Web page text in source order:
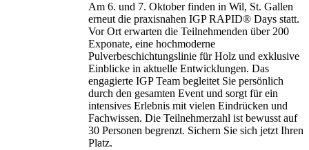
Am 6. und 7. Oktober finden in Wil, St. Gallen
erneut die praxisnahen IGP RAPID® Days statt.
Vor Ort erwarten die Teilnehmenden über 200
Exponate, eine hochmoderne
Pulverbeschichtungslinie für Holz und exklusive
Einblicke in aktuelle Entwicklungen. Das
engagierte IGP Team begleitet Sie persönlich
durch den gesamten Event und sorgt für ein
intensives Erlebnis mit vielen Eindrücken und
Fachwissen. Die Teilnehmerzahl ist bewusst auf
30 Personen begrenzt. Sichern Sie sich jetzt Ihren
Platz.